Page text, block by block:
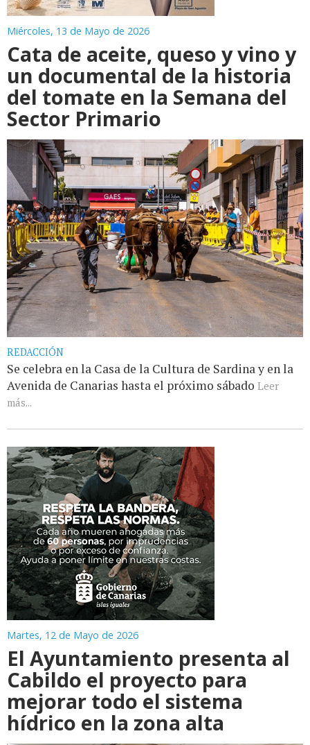
Miércoles, 13 de Mayo de 2026
Cata de aceite, queso y vino y
un documental de la historia
del tomate en la Semana del
Sector Primario
REDACCIÓN
Se celebra en la Casa de la Cultura de Sardina y en la
Avenida de Canarias hasta el próximo sábado Leer
más...
Martes, 12 de Mayo de 2026
El Ayuntamiento presenta al
Cabildo el proyecto para
mejorar todo el sistema
hídrico en la zona alta